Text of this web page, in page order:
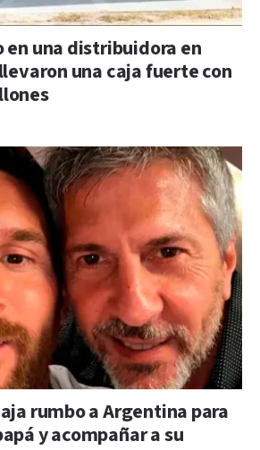
en una distribuidora en
una caja fuerte con
rumbo a Argentina para
y acompañar a su